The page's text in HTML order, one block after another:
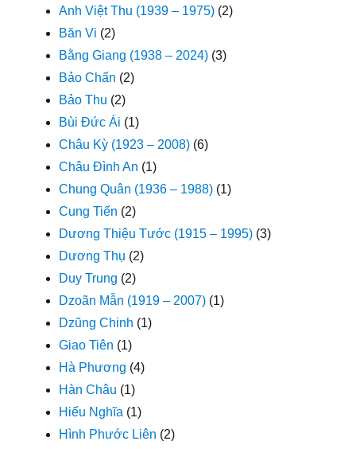
Anh Việt Thu (1939 – 1975) (2)
Băn Vi (2)
Bằng Giang (1938 – 2024) (3)
Bảo Chấn (2)
Bảo Thu (2)
Bùi Đức Ái (1)
Châu Kỳ (1923 – 2008) (6)
Châu Đình An (1)
Chung Quân (1936 – 1988) (1)
Cung Tiến (2)
Dương Thiệu Tước (1915 – 1995) (3)
Dương Thụ (2)
Duy Trung (2)
Dzoãn Mẫn (1919 – 2007) (1)
Dzũng Chinh (1)
Giao Tiên (1)
Hà Phương (4)
Hàn Châu (1)
Hiếu Nghĩa (1)
Hình Phước Liên (2)